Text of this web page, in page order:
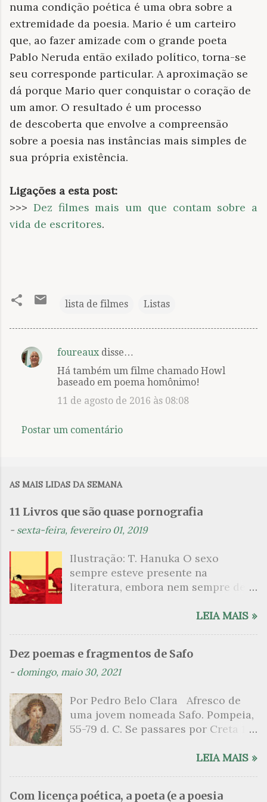
numa condição poética é uma obra sobre a
extremidade da poesia. Mario é um carteiro
que, ao fazer amizade com o grande poeta
Pablo Neruda então exilado político, torna-se
seu corresponde particular. A aproximação se
dá porque Mario quer conquistar o coração de
um amor. O resultado é um processo
de descoberta que envolve a compreensão
sobre a poesia nas instâncias mais simples de
sua própria existência.
Ligações a esta post:
>>> Dez filmes mais um que contam sobre a
vida de escritores.
lista de filmes Listas
C
n
o
s
foureauxdisse…
Há também um filme chamado Howl
baseado em poema homônimo!
11 de agosto de 2016 às 08:08
Postar um comentário
AS MAIS LIDAS DA SEMANA
11 Livros que são quase pornografia
- sexta-feira, fevereiro 01, 2019
Ilustração: T. Hanuka O sexo
sempre esteve presente na
literatura, embora nem sempre de
que mergulharam em sua própria
psicanalítico e findaram por revelar
a partir dessa intimidade o lado
apresenta um conjunto de livros
nos quais os escritores se
desnudam, livros que dispensam o
tom. Christine Angot, até o presente
uma romancista francesa quase
desconhecida no Brasil embora
LEIA MAIS »
Dez poemas e fragmentos de Safo
- domingo, maio 30, 2021
Por Pedro Belo Clara Afresco de
uma jovem nomeada Safo. Pompeia,
55-79 d. C. Se passares por Creta 1
grato é o pomar de macieiras e do
LEIA MAIS »
Com licença poética, a poeta (e a poesia